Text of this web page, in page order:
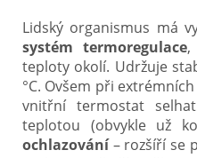
Požičovňa
Akcie a zľavy
Všetko o nákupe
Najčastejšie otázky
Lidský organismus má
systém termoregulace,
teploty okolí. Udržuje
°C. Ovšem při
vnitřní termostat
teplotou (obvykle už
ochlazování– rozšíří se